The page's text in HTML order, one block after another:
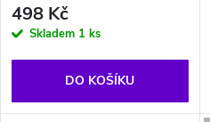
498 Kč
Skladem 1 ks
DO KOŠÍKU